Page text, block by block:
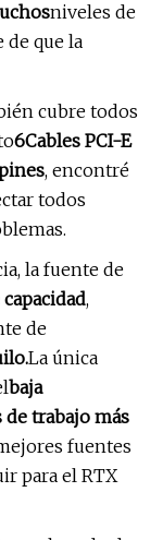
niveles de
de que la
cubre todos
6Cables PCI-E
, encontré
todos
la fuente de
,
de
La única
baja
de trabajo más
fuentes
para el RTX